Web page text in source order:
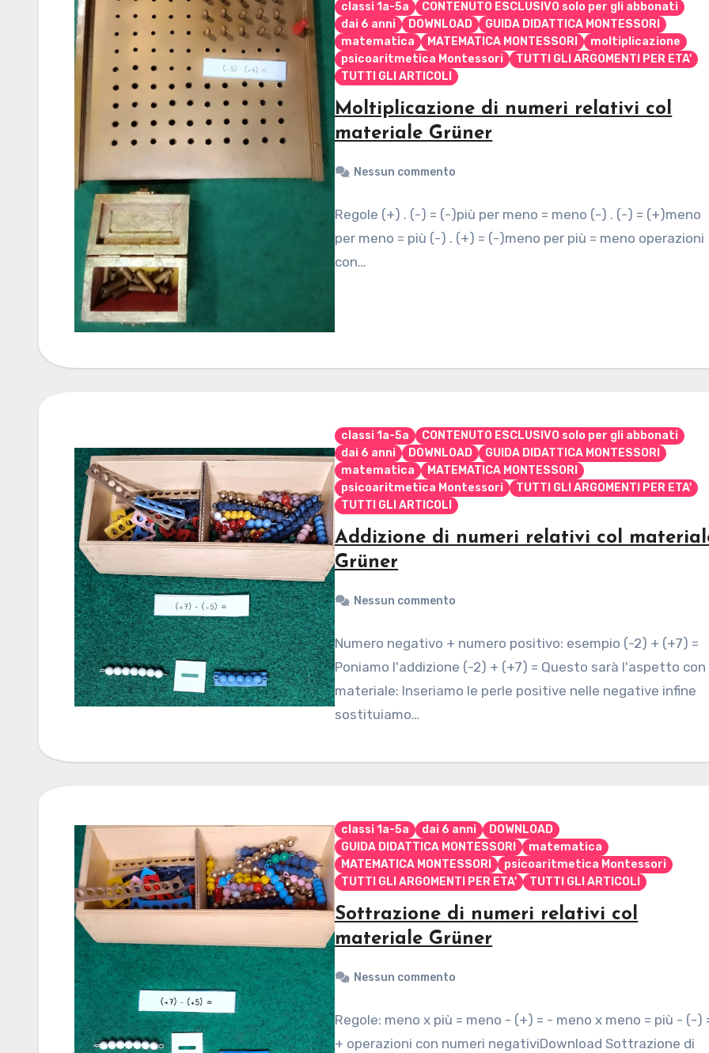
classi 1a-5a
CONTENUTO ESCLUSIVO solo per gli abbonati
dai 6 anni
DOWNLOAD
GUIDA DIDATTICA MONTESSORI
matematica
MATEMATICA MONTESSORI
moltiplicazione
psicoaritmetica Montessori
TUTTI GLI ARGOMENTI PER ETA'
TUTTI GLI ARTICOLI
Moltiplicazione di numeri relativi col
materiale Grüner
Nessun commento
Regole (+) . (-) = (-)più per meno = meno (-) . (-) = (+)meno
per meno = più (-) . (+) = (-)meno per più = meno operazioni
con…
classi 1a-5a
CONTENUTO ESCLUSIVO solo per gli abbonati
dai 6 anni
DOWNLOAD
GUIDA DIDATTICA MONTESSORI
matematica
MATEMATICA MONTESSORI
psicoaritmetica Montessori
TUTTI GLI ARGOMENTI PER ETA'
TUTTI GLI ARTICOLI
Addizione di numeri relativi col
Grüner
Nessun commento
Numero negativo + numero positivo: esempio (-2) + (+7) =
Poniamo l'addizione (-2) + (+7) = Questo sarà l'aspetto con
materiale: Inseriamo le perle positive nelle negative infine
sostituiamo…
classi 1a-5a dai 6 anni
DOWNLOAD
GUIDA DIDATTICA MONTESSORI
matematica
MATEMATICA MONTESSORI
psicoaritmetica Montessori
TUTTI GLI ARGOMENTI PER ETA'
TUTTI GLI ARTICOLI
Sottrazione di numeri relativi col
materiale Grüner
Nessun commento
Regole: meno x più = meno - (+) = - meno x meno = più - (-)
+ operazioni con numeri negativiDownload Sottrazione di